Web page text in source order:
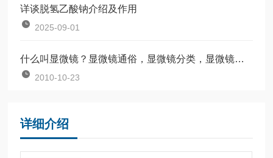
详谈脱氢乙酸钠介绍及作用
2025-09-01
什么叫显微镜？显微镜通俗，显微镜分类，显微镜厂家
2010-10-23
详细介绍